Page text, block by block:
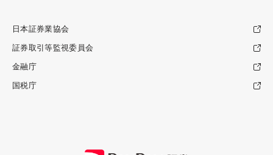
日本証券業協会
証券取引等監視委員会
金融庁
国税庁